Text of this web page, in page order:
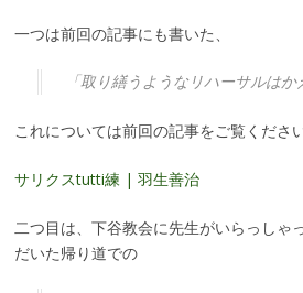
一つは前回の記事にも書いた、
「取り繕うようなリハーサルはか
これについては前回の記事をご覧ください
サリクスtutti練 | 羽生善治
二つ目は、下谷教会に先生がいらっしゃ
だいた帰り道での